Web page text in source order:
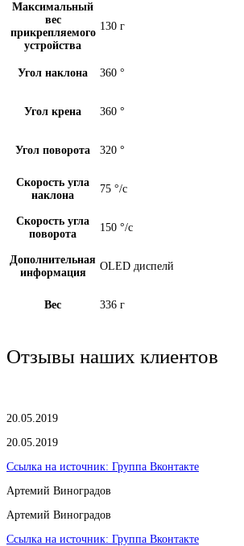
Максимальный
вес
прикрепляемого
устройства
130 г
Угол наклона 360 °
Угол крена 360 °
Угол поворота 320 °
Скорость угла
наклона
75 °/с
Скорость угла
поворота
150 °/с
Дополнительная
информация
OLED диспелй
Вес 336 г
Отзывы наших клиентов
20.05.2019
20.05.2019
Ссылка на источник: Группа Вконтакте
Артемий Виноградов
Артемий Виноградов
Ссылка на источник: Группа Вконтакте